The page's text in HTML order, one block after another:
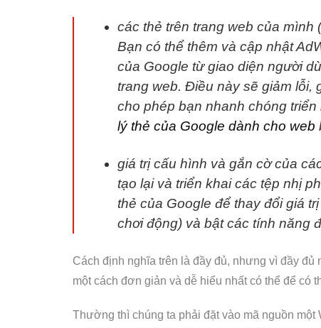
các thẻ trên trang web của mình
Bạn có thể thêm và cập nhật
của Google từ giao diện người
trang web. Điều này sẽ giảm lỗi,
cho phép bạn nhanh chóng
lý thẻ của Google dành cho web
giá trị cấu hình và gắn cờ của
tạo lại và triển khai các tệp nhị
thẻ của Google để thay đổi giá
chơi động) và bật các tính năng
Cách định nghĩa trên là đầy đủ, nhưng vì đầy
một cách đơn giản và dễ hiểu nhất có thể để có
Thường thì chúng ta phải đặt vào mã nguồn